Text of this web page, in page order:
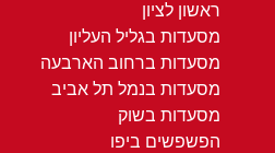
ראשון לציון
מסעדות בגליל העליון
מסעדות ברחוב הארבעה
מסעדות בנמל תל אביב
מסעדות בשוק
הפשפשים ביפו